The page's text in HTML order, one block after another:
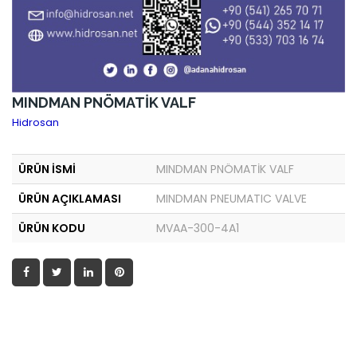
MINDMAN PNÖMATİK VALF
Hidrosan
ÜRÜN İSMİ
MINDMAN PNÖMATİK VALF
ÜRÜN AÇIKLAMASI
MINDMAN PNEUMATIC VALVE
ÜRÜN KODU
MVAA-300-4A1